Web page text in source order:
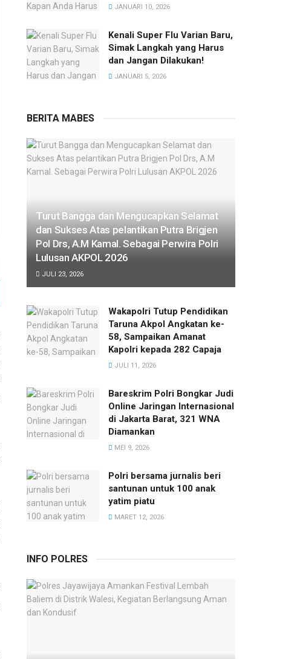
JANUARI 10, 2026
Kenali Super Flu Varian Baru,
Simak Langkah yang Harus
dan Jangan Dilakukan!
JANUARI 5, 2026
BERITA MABES
Turut Bangga dan Mengucapkan Selamat
dan Sukses Atas pelantikan Putra Brigjen
Pol Drs, A.M Kamal. Sebagai Perwira Polri
Lulusan AKPOL 2026
JULI 23, 2026
Wakapolri Tutup Pendidikan
Taruna Akpol Angkatan ke-
58, Sampaikan Amanat
Kapolri kepada 282 Capaja
JULI 11, 2026
Bareskrim Polri Bongkar Judi
Online Jaringan Internasional
di Jakarta Barat, 321 WNA
Diamankan
MEI 9, 2026
Polri bersama jurnalis beri
santunan untuk 100 anak
yatim piatu
MARET 12, 2026
INFO POLRES